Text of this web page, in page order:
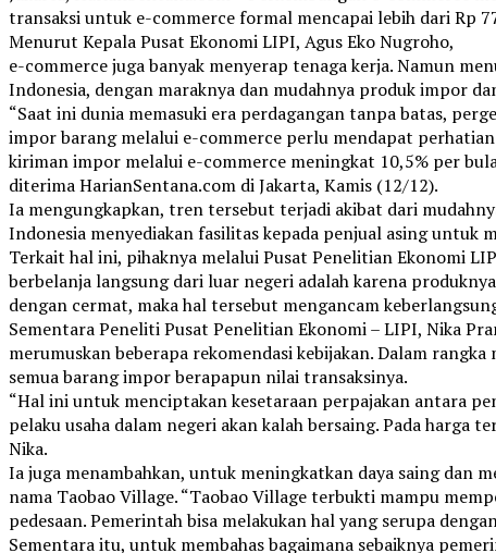
transaksi untuk e-commerce formal mencapai lebih dari Rp
Menurut Kepala Pusat Ekonomi LIPI, Agus Eko Nugroho,
e-commerce juga banyak menyerap tenaga kerja. Namun
Indonesia, dengan maraknya dan mudahnya produk impor
“Saat ini dunia memasuki era perdagangan tanpa batas,
impor barang melalui e-commerce perlu mendapat
kiriman impor melalui e-commerce meningkat 10,5% per
diterima HarianSentana.com di Jakarta, Kamis (12/12).
Ia mengungkapkan, tren tersebut terjadi akibat dari
Indonesia menyediakan fasilitas kepada penjual asing untuk
Terkait hal ini, pihaknya melalui Pusat Penelitian Ekonomi
berbelanja langsung dari luar negeri adalah karena
dengan cermat, maka hal tersebut mengancam
Sementara Peneliti Pusat Penelitian Ekonomi – LIPI, Nika
merumuskan beberapa rekomendasi kebijakan. Dalam
semua barang impor berapapun nilai transaksinya.
“Hal ini untuk menciptakan kesetaraan perpajakan antara
pelaku usaha dalam negeri akan kalah bersaing. Pada harga
Nika.
Ia juga menambahkan, untuk meningkatkan daya saing dan
nama Taobao Village. “Taobao Village terbukti mampu
pedesaan. Pemerintah bisa melakukan hal yang serupa
Sementara itu, untuk membahas bagaimana sebaiknya